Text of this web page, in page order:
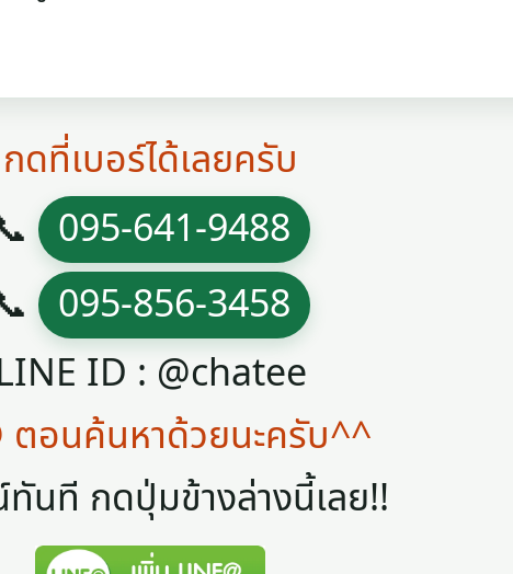
กดที่เบอร์ได้เลยครับ
095-641-9488
095-856-3458
ID : @chatee
ตอนค้นหาด้วยนะครับ^^
ทันที กดปุ่มข้างล่างนี้เลย!!